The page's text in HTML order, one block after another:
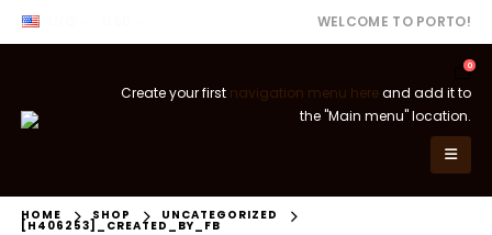
WELCOME TO PORTO!
0
Create your first navigation menu hereand add it to
the "Main menu" location.
HOME SHOP UNCATEGORIZED
[H406253]_CREATED_BY_FB